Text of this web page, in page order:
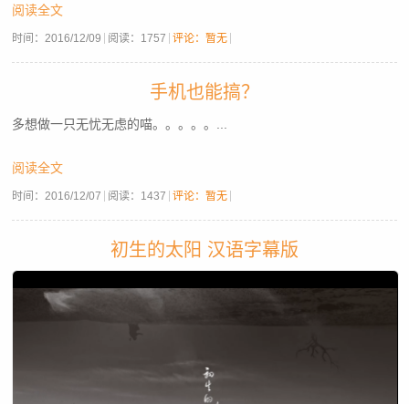
阅读全文
时间：2016/12/09 阅读： 1757 评论：暂无
手机也能搞？
多想做一只无忧无虑的喵。。。。。...
阅读全文
时间：2016/12/07 阅读： 1437 评论：暂无
初生的太阳 汉语字幕版